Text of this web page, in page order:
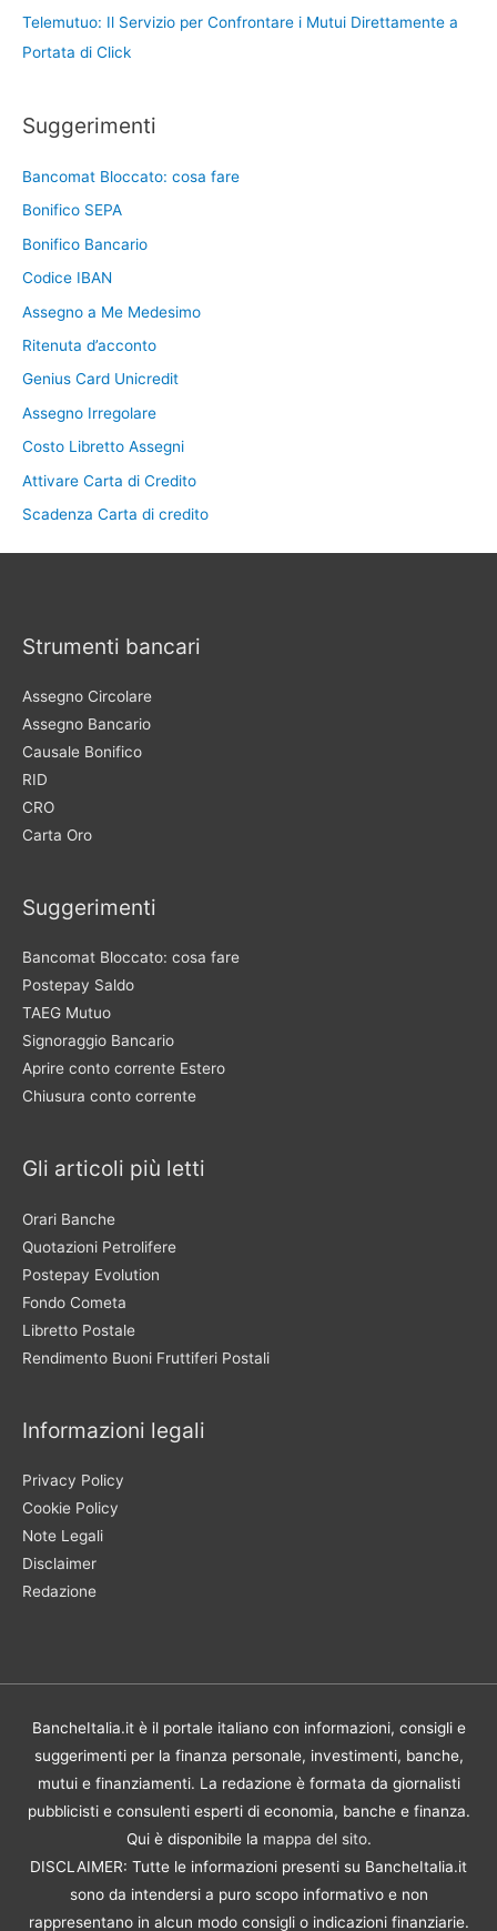
Telemutuo: Il Servizio per Confrontare i Mutui Direttamente a
Portata di Click
Suggerimenti
Bancomat Bloccato: cosa fare
Bonifico SEPA
Bonifico Bancario
Codice IBAN
Assegno a Me Medesimo
Ritenuta d’acconto
Genius Card Unicredit
Assegno Irregolare
Costo Libretto Assegni
Attivare Carta di Credito
Scadenza Carta di credito
Strumenti bancari
Assegno Circolare
Assegno Bancario
Causale Bonifico
RID
CRO
Carta Oro
Suggerimenti
Bancomat Bloccato: cosa fare
Postepay Saldo
TAEG Mutuo
Signoraggio Bancario
Aprire conto corrente Estero
Chiusura conto corrente
Gli articoli più letti
Orari Banche
Quotazioni Petrolifere
Postepay Evolution
Fondo Cometa
Libretto Postale
Rendimento Buoni Fruttiferi Postali
Informazioni legali
Privacy Policy
Cookie Policy
Note Legali
Disclaimer
Redazione
BancheItalia.it è il portale italiano con informazioni, consigli e
suggerimenti per la finanza personale, investimenti, banche,
mutui e finanziamenti. La redazione è formata da giornalisti
pubblicisti e consulenti esperti di economia, banche e finanza.
Qui è disponibile la mappa del sito.
DISCLAIMER: Tutte le informazioni presenti su BancheItalia.it
sono da intendersi a puro scopo informativo e non
rappresentano in alcun modo consigli o indicazioni finanziarie.